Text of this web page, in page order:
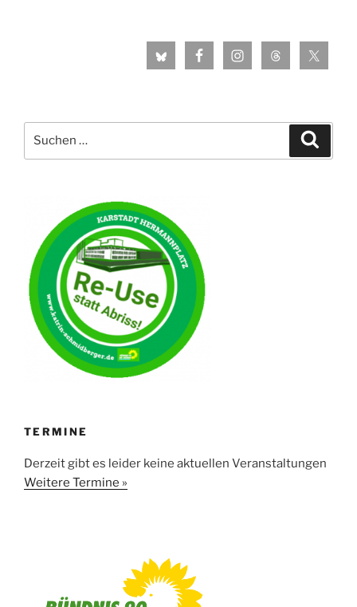
nach:
TERMINE
Derzeit gibt es leider keine aktuellen Veranstaltungen
Weitere Termine »